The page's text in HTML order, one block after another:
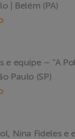
| Belém (PA)
e equipe – “A
Paulo (SP)
Nina Fideles e